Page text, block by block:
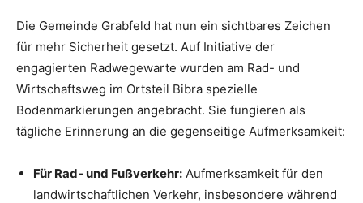
Die Gemeinde Grabfeld hat nun ein sichtbares Zeichen
für mehr Sicherheit gesetzt. Auf Initiative der
engagierten Radwegewarte wurden am Rad- und
Wirtschaftsweg im Ortsteil Bibra spezielle
Bodenmarkierungen angebracht. Sie fungieren als
tägliche Erinnerung an die gegenseitige Aufmerksamkeit:
Für Rad- und Fußverkehr: Aufmerksamkeit für den
landwirtschaftlichen Verkehr, insbesondere während